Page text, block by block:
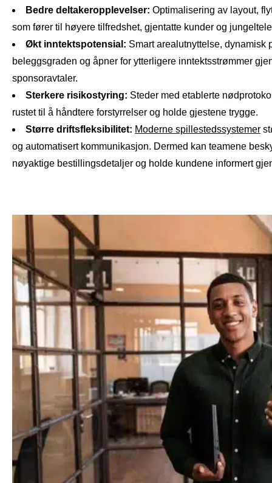
Bedre deltakeropplevelser: Optimalisering av layout,
som fører til høyere tilfredshet, gjentatte kunder og
Økt inntektspotensial: Smart arealutnyttelse, dynamisk
beleggsgraden og åpner for ytterligere inntektsstrømmer
sponsoravtaler.
Sterkere risikostyring: Steder med etablerte
rustet til å håndtere forstyrrelser og holde gjestene trygge.
Større driftsfleksibilitet: Moderne spillestedssystemer
og automatisert kommunikasjon. Dermed kan teamene
nøyaktige bestillingsdetaljer og holde kundene informert